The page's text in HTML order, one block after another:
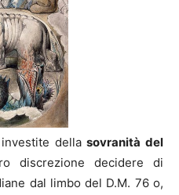
investite dellasovranità del
discrezione decidere di
dal limbo del D.M. 76 o,